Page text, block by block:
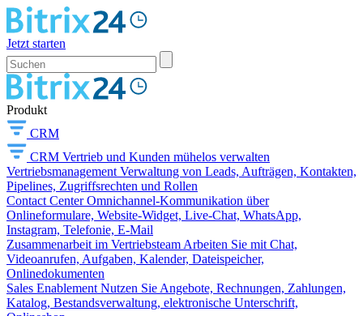
Jetzt starten
Produkt
CRM
CRM Vertrieb und Kunden mühelos verwalten
Vertriebsmanagement Verwaltung von Leads, Aufträgen, Kontakten,
Pipelines, Zugriffsrechten und Rollen
Contact Center Omnichannel-Kommunikation über
Onlineformulare, Website-Widget, Live-Chat, WhatsApp,
Instagram, Telefonie, E-Mail
Zusammenarbeit im Vertriebsteam Arbeiten Sie mit Chat,
Videoanrufen, Aufgaben, Kalender, Dateispeicher,
Onlinedokumenten
Sales Enablement Nutzen Sie Angebote, Rechnungen, Zahlungen,
Katalog, Bestandsverwaltung, elektronische Unterschrift,